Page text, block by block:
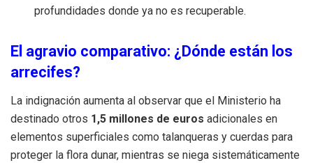
profundidades donde ya no es recuperable.
El agravio comparativo: ¿Dónde están los
arrecifes?
La indignación aumenta al observar que el Ministerio ha
destinado otros 1,5 millones de euros adicionales en
elementos superficiales como talanqueras y cuerdas para
proteger la flora dunar, mientras se niega sistemáticamente